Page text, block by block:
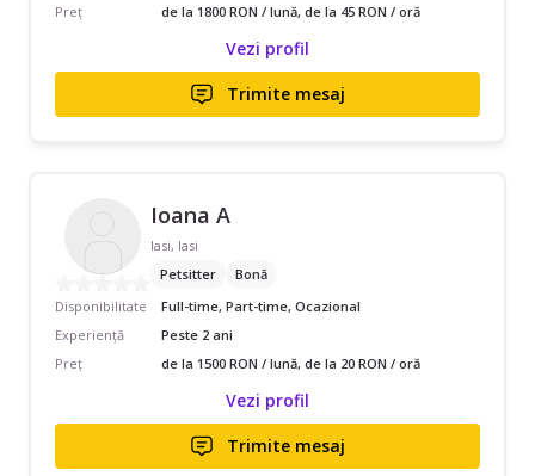
Preț
de la 1800 RON / lună, de la 45 RON / oră
Vezi profil
Trimite mesaj
Ioana A
Iasi, Iasi
Petsitter
Bonă
Disponibilitate
Full-time, Part-time, Ocazional
Experiență
Peste 2 ani
Preț
de la 1500 RON / lună, de la 20 RON / oră
Vezi profil
Trimite mesaj